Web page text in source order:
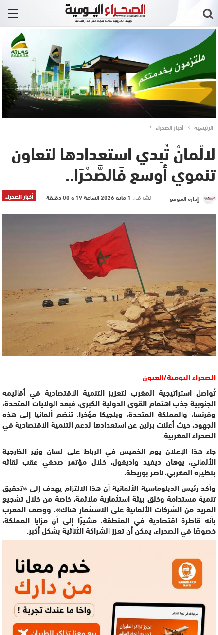
الرئيسية أخبار الصحراء
لاَلْمَانْ تُبدي استعدادَهَا لتعاون
تنموي أوسع فَالصَّحْرَا..
أخبار الصحراء إدارة الموقع نشر في 1 مايو 2026 الساعة 19 و 00 دقيقة
الصحراء اليومية/العيون
تُواصل استراتيجية المغرب لتعزيز التنمية الاقتصادية في أقاليمه
الجنوبية جذب اهتمام القوى الدولية الكبرى، فبعد الولايات المتحدة،
وفرنسا، والمملكة المتحدة، وبلجيكا مؤخرا، تنضم ألمانيا إلى هذه
الجهود، حيث أعلنت برلين عن استعدادها لدعم التنمية الاقتصادية في
الصحراء المغربية.
جاء هذا الإعلان يوم الخميس في الرباط على لسان وزير الخارجية
الألماني، يوهان ديفيد واديفول، خلال مؤتمر صحفي عقب لقائه
بنظيره المغربي، ناصر بوريطة.
وأكد رئيس الدبلوماسية الألمانية أن هذا الالتزام يهدف إلى «تحقيق
تنمية مستدامة وخلق بيئة استثمارية ملائمة، خاصة من خلال تشجيع
المزيد من الشركات الألمانية على الاستثمار هناك». ووصف المغرب
بأنه قاطرة اقتصادية في المنطقة، مشيرًا إلى أن مزايا المملكة،
خصوصًا في الصحراء، يمكن أن تعزز الشراكة الثنائية بشكل أكبر.